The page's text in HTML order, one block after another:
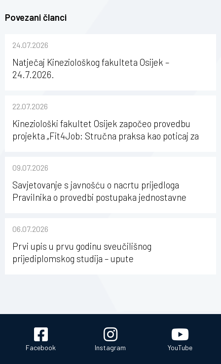
Povezani članci
24.07.2026
Natječaj Kineziološkog fakulteta Osijek –
24.7.2026.
22.07.2026
Kineziološki fakultet Osijek započeo provedbu
projekta „Fit4Job: Stručna praksa kao poticaj za
09.07.2026
Savjetovanje s javnošću o nacrtu prijedloga
Pravilnika o provedbi postupaka jednostavne
Osijeku
06.07.2026
Prvi upis u prvu godinu sveučilišnog
prijediplomskog studija – upute
Facebook Instagram YouTube